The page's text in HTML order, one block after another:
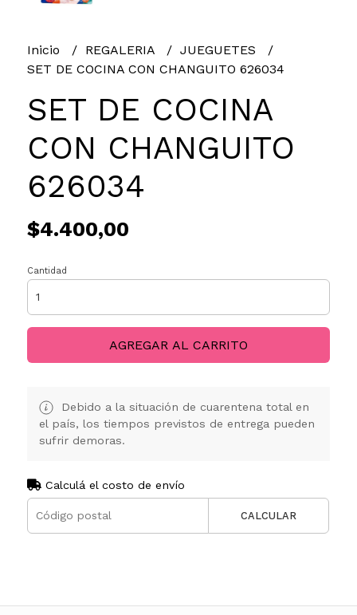
Inicio REGALERIA
JUEGUETES
SET DE COCINA CON CHANGUITO 626034
SET DE COCINA
CON CHANGUITO
626034
$4.400,00
Cantidad
AGREGAR AL CARRITO
Debido a la situación de cuarentena total en
el país, los tiempos previstos de entrega pueden
sufrir demoras.
Calculá el costo de envío
CALCULAR